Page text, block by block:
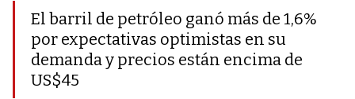
El barril de petróleo ganó más de 1,6%
por expectativas optimistas en su
demanda y precios están encima de
US$45